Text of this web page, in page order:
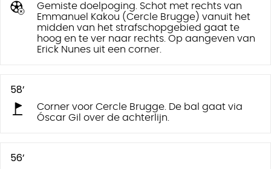
Gemiste doelpoging. Schot met rechts van
Emmanuel Kakou (Cercle Brugge) vanuit het
midden van het strafschopgebied gaat te
hoog en te ver naar rechts. Op aangeven van
Erick Nunes uit een corner.
58’
Corner voor Cercle Brugge. De bal gaat via
Óscar Gil over de achterlijn.
56’